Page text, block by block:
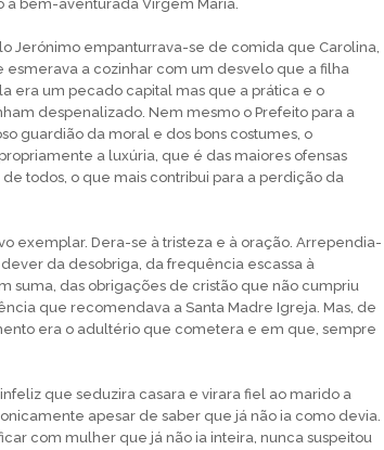
à bem-aventurada Virgem Maria.
Jerónimo empanturrava-se de comida que Carolina,
esmerava a cozinhar com um desvelo que a filha
era um pecado capital mas que a prática e o
despenalizado. Nem mesmo o Prefeito para a
guardião da moral e dos bons costumes, o
a luxúria, que é das maiores ofensas
todos, o que mais contribui para a perdição da
exemplar. Dera-se à tristeza e à oração. Arrependia-
da desobriga, da frequência escassa à
suma, das obrigações de cristão que não cumpriu
que recomendava a Santa Madre Igreja. Mas, de
era o adultério que cometera e em que, sempre
que seduzira casara e virara fiel ao marido a
apesar de saber que já não ia como devia.
com mulher que já não ia inteira, nunca suspeitou